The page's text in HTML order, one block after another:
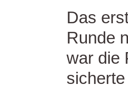
Das
Runde
war die